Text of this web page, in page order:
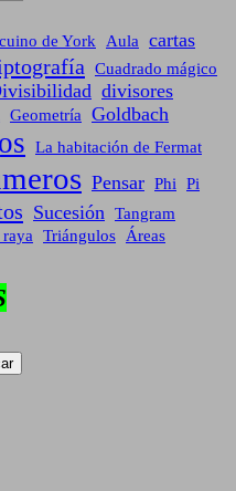
de York Aula cartas
Cuadrado mágico
divisores
Geometría Goldbach
La habitación de Fermat
Pensar Phi Pi
Sucesión Tangram
raya Triángulos Áreas